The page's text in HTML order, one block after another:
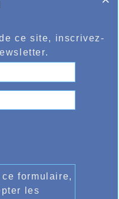
ce site, inscrivez-
formulaire,
les